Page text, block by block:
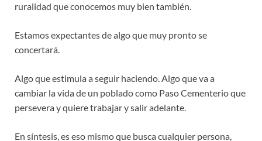
ruralidad que conocemos muy bien también.
Estamos expectantes de algo que muy pronto se
concertará.
Algo que estimula a seguir haciendo. Algo que va a
cambiar la vida de un poblado como Paso Cementerio que
persevera y quiere trabajar y salir adelante.
En síntesis, es eso mismo que busca cualquier persona,